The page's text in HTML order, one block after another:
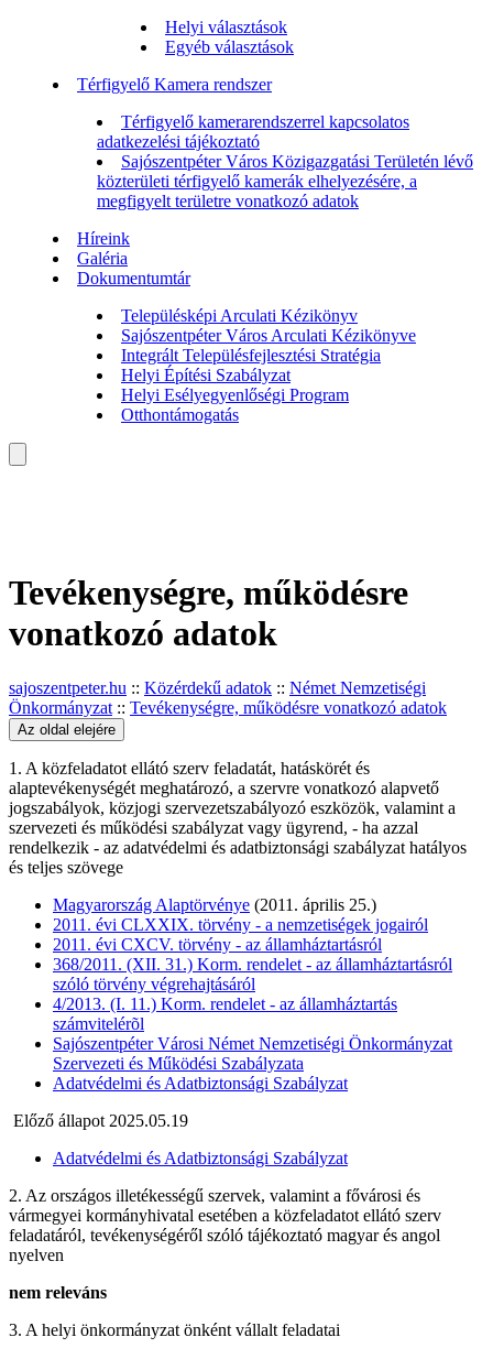
Helyi választások
Egyéb választások
Térfigyelő Kamera rendszer
Térfigyelő kamerarendszerrel kapcsolatos
adatkezelési tájékoztató
Sajószentpéter Város Közigazgatási Területén lévő
közterületi térfigyelő kamerák elhelyezésére, a
megfigyelt területre vonatkozó adatok
Híreink
Galéria
Dokumentumtár
Településképi Arculati Kézikönyv
Sajószentpéter Város Arculati Kézikönyve
Integrált Településfejlesztési Stratégia
Helyi Építési Szabályzat
Helyi Esélyegyenlőségi Program
Otthontámogatás
Tevékenységre, működésre
vonatkozó adatok
sajoszentpeter.hu :: Közérdekű adatok :: Német Nemzetiségi
Önkormányzat :: Tevékenységre, működésre vonatkozó adatok
Az oldal elejére
1. A közfeladatot ellátó szerv feladatát, hatáskörét és
alaptevékenységét meghatározó, a szervre vonatkozó alapvető
jogszabályok, közjogi szervezetszabályozó eszközök, valamint a
szervezeti és működési szabályzat vagy ügyrend, - ha azzal
rendelkezik - az adatvédelmi és adatbiztonsági szabályzat hatályos
és teljes szövege
Magyarország Alaptörvénye (2011. április 25.)
2011. évi CLXXIX. törvény - a nemzetiségek jogairól
2011. évi CXCV. törvény - az államháztartásról
368/2011. (XII. 31.) Korm. rendelet - az államháztartásról
szóló törvény végrehajtásáról
4/2013. (I. 11.) Korm. rendelet - az államháztartás
számvitelérõl
Sajószentpéter Városi Német Nemzetiségi Önkormányzat
Szervezeti és Működési Szabályzata
Adatvédelmi és Adatbiztonsági Szabályzat
Előző állapot 2025.05.19
Adatvédelmi és Adatbiztonsági Szabályzat
2. Az országos illetékességű szervek, valamint a fővárosi és
vármegyei kormányhivatal esetében a közfeladatot ellátó szerv
feladatáról, tevékenységéről szóló tájékoztató magyar és angol
nyelven
nem releváns
3. A helyi önkormányzat önként vállalt feladatai